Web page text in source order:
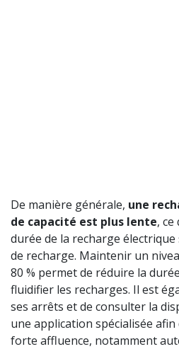
De manière générale, une
de capacité est plus lente,
durée de la recharge
de recharge. Maintenir un
80 % permet de réduire la
fluidifier les recharges. Il est
ses arrêts et de consulter la
une application spécialisée
forte affluence, notamment